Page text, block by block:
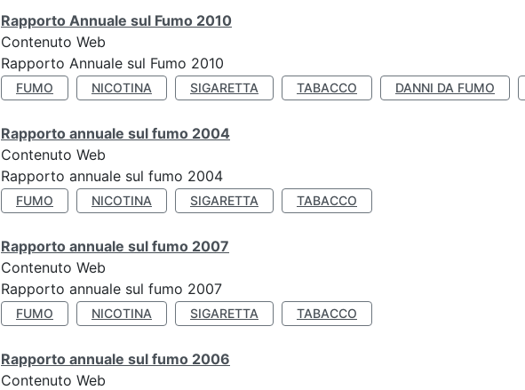
Rapporto Annuale sul Fumo 2010
Contenuto Web
Rapporto Annuale sul Fumo 2010
FUMO NICOTINA SIGARETTA TABACCO DANNI DA FUMO
Rapporto annuale sul fumo 2004
Contenuto Web
Rapporto annuale sul fumo 2004
FUMO NICOTINA SIGARETTA TABACCO
Rapporto annuale sul fumo 2007
Contenuto Web
Rapporto annuale sul fumo 2007
FUMO NICOTINA SIGARETTA TABACCO
Rapporto annuale sul fumo 2006
Contenuto Web